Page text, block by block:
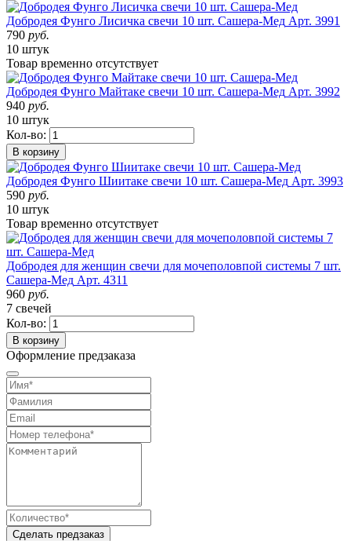
Добродея Фунго Лисичка свечи 10 шт. Сашера-Мед Арт. 3991
790 руб.
10 штук
Товар временно отсутствует
Добродея Фунго Майтаке свечи 10 шт. Сашера-Мед Арт. 3992
940 руб.
10 штук
Кол-во:
В корзину
Добродея Фунго Шиитаке свечи 10 шт. Сашера-Мед Арт. 3993
590 руб.
10 штук
Товар временно отсутствует
Добродея для женщин свечи для мочеполовпой системы 7 шт.
Сашера-Мед Арт. 4311
960 руб.
7 свечей
Кол-во:
В корзину
Оформление предзаказа
Сделать предзаказ